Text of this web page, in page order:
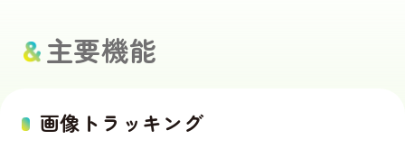
主要機能
画像トラッキング